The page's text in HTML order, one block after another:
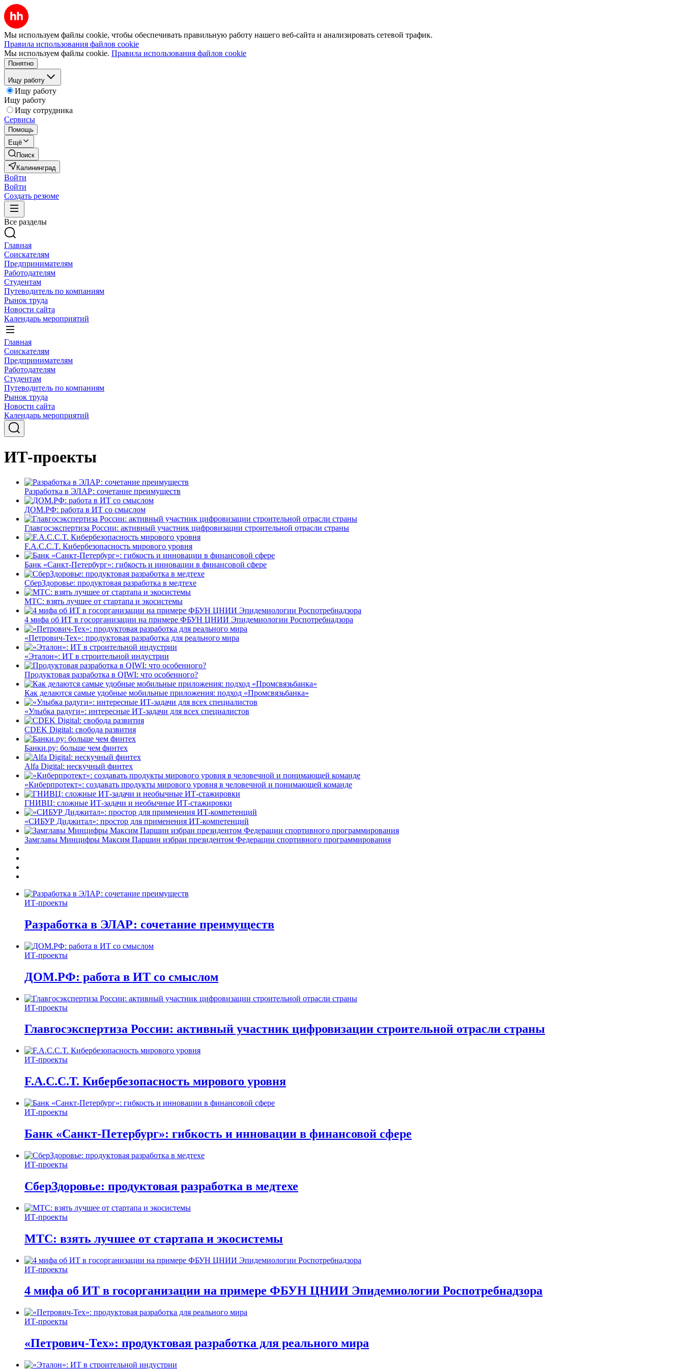
Мы используем файлы cookie, чтобы обеспечивать правильную работу нашего веб-сайта и анализировать сетевой трафик.
Правила использования файлов cookie
Мы используем файлы cookie. Правила использования файлов cookie
Понятно
Ищу работу
Ищу работу
Ищу работу
Ищу сотрудника
Сервисы
Помощь
Ещё
Поиск
Калининград
Войти
Войти
Создать резюме
Все разделы
Главная
Соискателям
Предпринимателям
Работодателям
Студентам
Путеводитель по компаниям
Рынок труда
Новости сайта
Календарь мероприятий
Главная
Соискателям
Предпринимателям
Работодателям
Студентам
Путеводитель по компаниям
Рынок труда
Новости сайта
Календарь мероприятий
ИТ-проекты
Разработка в ЭЛАР: сочетание преимуществ
ДОМ.РФ: работа в ИТ со смыслом
Главгосэкспертиза России: активный участник цифровизации строительной отрасли страны
F.A.C.C.T. Кибербезопасность мирового уровня
Банк «Санкт-Петербург»: гибкость и инновации в финансовой сфере
СберЗдоровье: продуктовая разработка в медтехе
МТС: взять лучшее от стартапа и экосистемы
4 мифа об ИТ в госорганизации на примере ФБУН ЦНИИ Эпидемиологии Роспотребнадзора
«Петрович-Тех»: продуктовая разработка для реального мира
«Эталон»: ИТ в строительной индустрии
Продуктовая разработка в QIWI: что особенного?
Как делаются самые удобные мобильные приложения: подход «Промсвязьбанка»
«Улыбка радуги»: интересные ИТ-задачи для всех специалистов
CDEK Digital: свобода развития
Банки.ру: больше чем финтех
Alfa Digital: нескучный финтех
«Киберпротект»: создавать продукты мирового уровня в человечной и понимающей команде
ГНИВЦ: сложные ИТ‑задачи и необычные ИТ‑стажировки
«СИБУР Диджитал»: простор для применения ИТ-компетенций
Замглавы Минцифры Максим Паршин избран президентом Федерации спортивного программирования
ИТ-проекты
Разработка в ЭЛАР: сочетание преимуществ
ИТ-проекты
ДОМ.РФ: работа в ИТ со смыслом
ИТ-проекты
Главгосэкспертиза России: активный участник цифровизации строительной отрасли страны
ИТ-проекты
F.A.C.C.T. Кибербезопасность мирового уровня
ИТ-проекты
Банк «Санкт-Петербург»: гибкость и инновации в финансовой сфере
ИТ-проекты
СберЗдоровье: продуктовая разработка в медтехе
ИТ-проекты
МТС: взять лучшее от стартапа и экосистемы
ИТ-проекты
4 мифа об ИТ в госорганизации на примере ФБУН ЦНИИ Эпидемиологии Роспотребнадзора
ИТ-проекты
«Петрович-Тех»: продуктовая разработка для реального мира